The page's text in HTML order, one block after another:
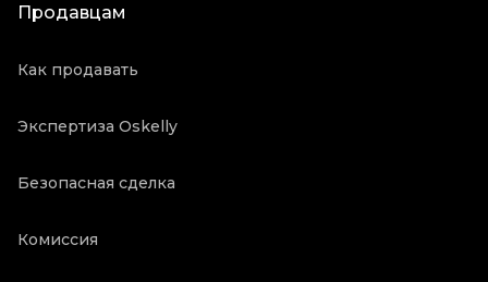
Продавцам
Как продавать
Экспертиза Oskelly
Безопасная сделка
Комиссия